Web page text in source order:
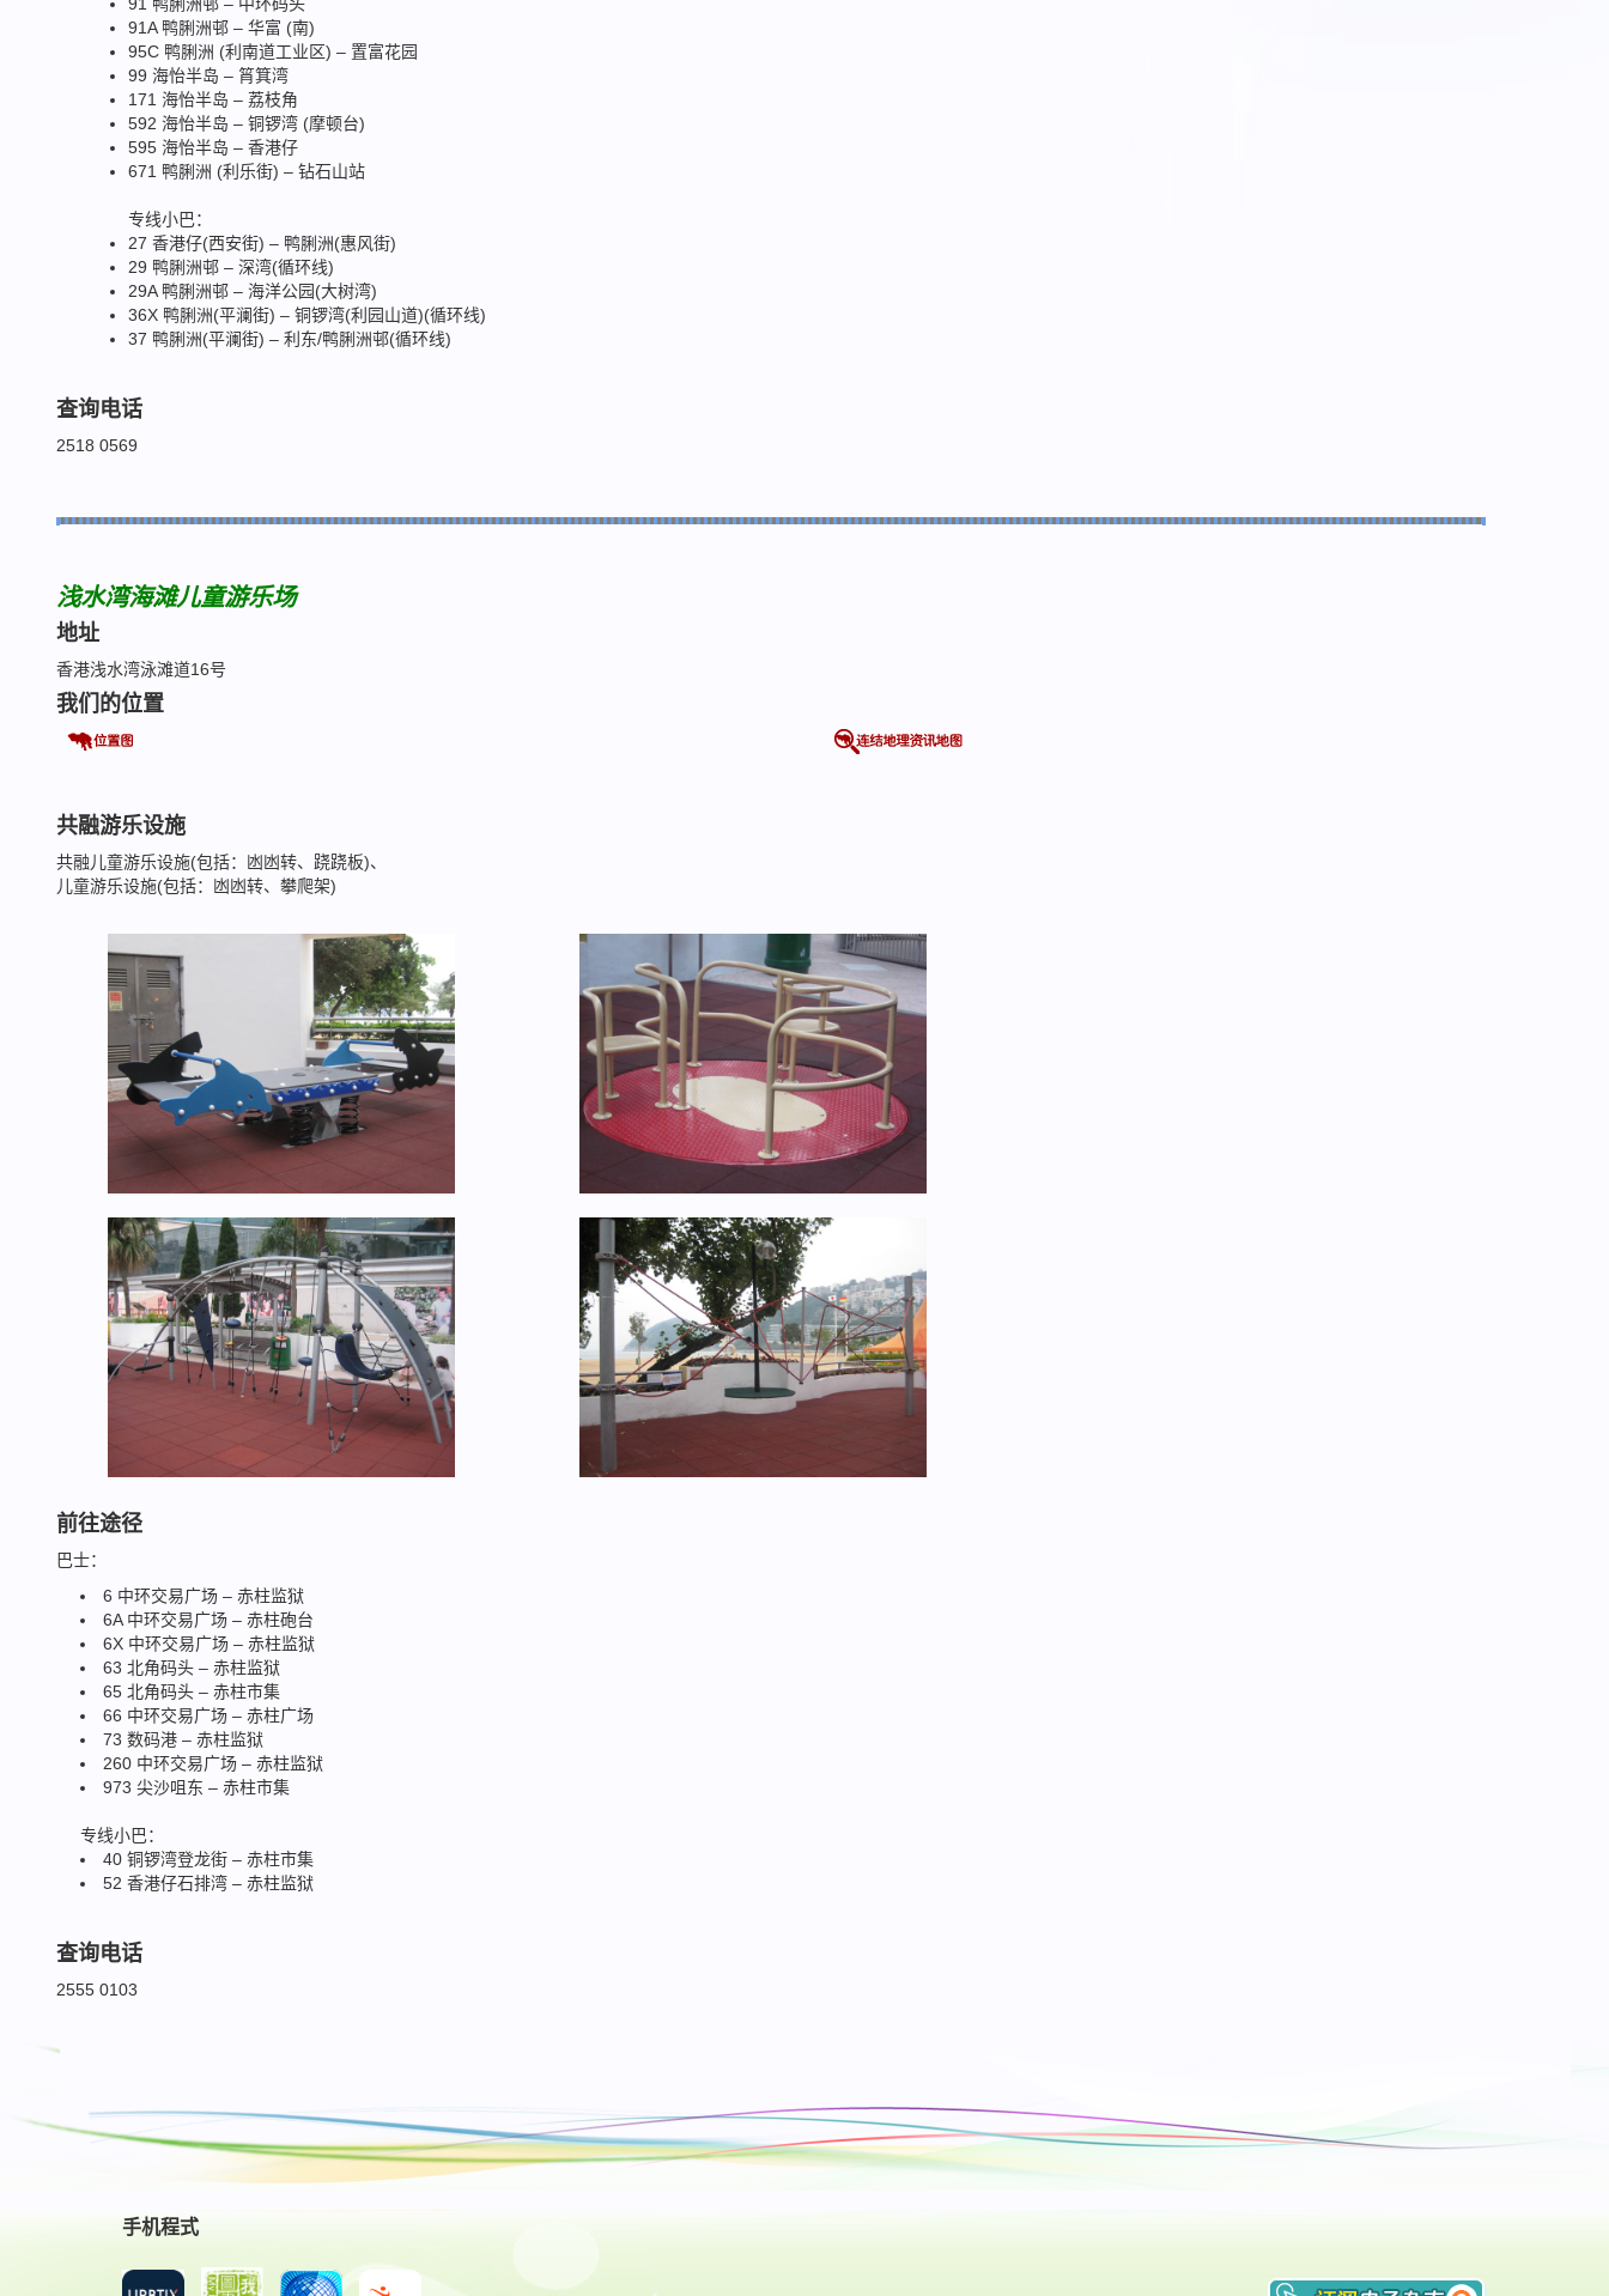
91A 鸭脷洲邨 – 华富 (南)
95C 鸭脷洲 (利南道工业区) – 置富花园
99 海怡半岛 – 筲箕湾
171 海怡半岛 – 荔枝角
592 海怡半岛 – 铜锣湾 (摩顿台)
595 海怡半岛 – 香港仔
671 鸭脷洲 (利乐街) – 钻石山站
专线小巴：
27 香港仔(西安街) – 鸭脷洲(惠风街)
29 鸭脷洲邨 – 深湾(循环线)
29A 鸭脷洲邨 – 海洋公园(大树湾)
36X 鸭脷洲(平澜街) – 铜锣湾(利园山道)(循环线)
37 鸭脷洲(平澜街) – 利东/鸭脷洲邨(循环线)
查询电话
2518 0569
浅水湾海滩儿童游乐场
地址
香港浅水湾泳滩道16号
我们的位置
共融游乐设施
共融儿童游乐设施(包括：凼凼转、跷跷板)、
儿童游乐设施(包括：凼凼转、攀爬架)
前往途径
巴士：
6 中环交易广场 – 赤柱监狱
6A 中环交易广场 – 赤柱砲台
6X 中环交易广场 – 赤柱监狱
63 北角码头 – 赤柱监狱
65 北角码头 – 赤柱市集
66 中环交易广场 – 赤柱广场
73 数码港 – 赤柱监狱
260 中环交易广场 – 赤柱监狱
973 尖沙咀东 – 赤柱市集
专线小巴：
40 铜锣湾登龙街 – 赤柱市集
52 香港仔石排湾 – 赤柱监狱
查询电话
2555 0103
手机程式